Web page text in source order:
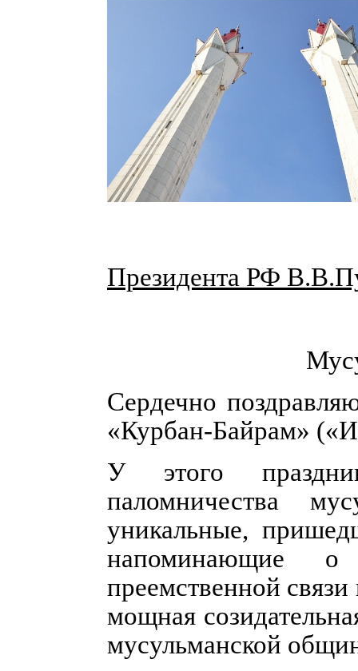
Президента РФ
Сердечно
«Курбан-Байрам»
У этого
паломничества
уникальные,
напоминающие о
преемственной
мощная
мусульманской